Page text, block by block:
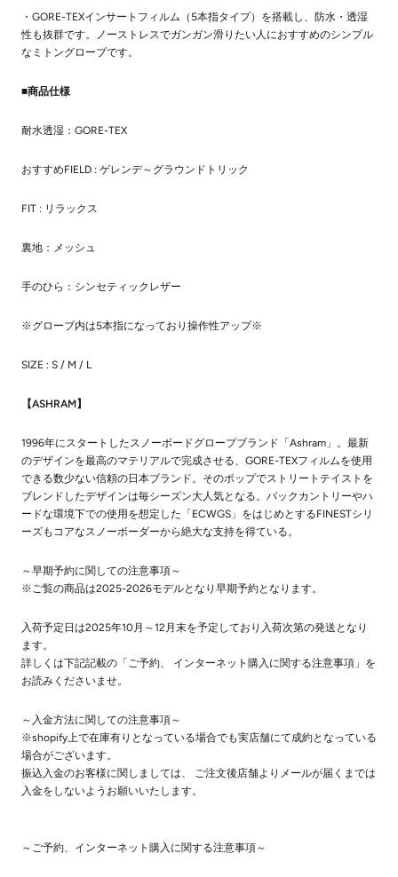
・ GORE-TEXインサートフィルム（5本指タイプ）を搭載し、防水・透湿
性も抜群です。ノーストレスでガンガン滑りたい人におすすめのシンプル
なミトングローブです。
■商品仕様
耐水透湿：GORE-TEX
おすすめFIELD : ゲレンデ～グラウンドトリック
FIT : リラックス
裏地：メッシュ
手のひら：シンセティックレザー
※グローブ内は5本指になっており操作性アップ※
SIZE : S / M / L
【ASHRAM】
1996年にスタートしたスノーボードグローブブランド「Ashram」。最新
のデザインを最高のマテリアルで完成させる、GORE-TEXフィルムを使用
できる数少ない信頼の日本ブランド。そのポップでストリートテイストを
ブレンドしたデザインは毎シーズン大人気となる。バックカントリーやハ
ードな環境下での使用を想定した「ECWGS」をはじめとするFINESTシリ
ーズもコアなスノーボーダーから絶大な支持を得ている。
～早期予約に関しての注意事項～
※ご覧の商品は2025-2026モデルとなり早期予約となります。
入荷予定日は2025年10月～12月末を予定しており入荷次第の発送となり
ます。
詳しくは下記記載の「ご予約、 インターネット購入に関する注意事項」を
お読みくださいませ。
～入金方法に関しての注意事項～
※shopify上で在庫有りとなっている場合でも実店舗にて成約となっている
場合がございます。
振込入金のお客様に関しましては、 ご注文後店舗よりメールが届くまでは
入金をしないようお願いいたします。
～ご予約、インターネット購入に関する注意事項～